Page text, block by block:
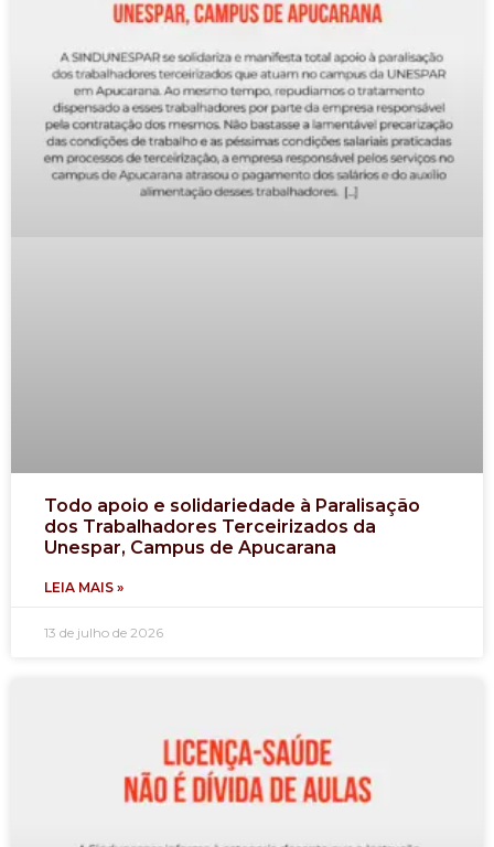
Todo apoio e solidariedade à Paralisação
dos Trabalhadores Terceirizados da
Unespar, Campus de Apucarana
LEIA MAIS »
13 de julho de 2026